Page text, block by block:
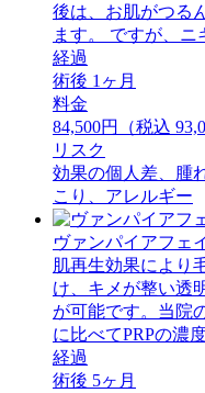
後は、お肌がつる
ます。 ですが、
経過
術後 1ヶ月
料金
84,500円（税込
リスク
効果の個人差、腫
こり、アレルギー
ヴァンパイアフェ
肌再生効果により
け、キメが整い透
が可能です。当院
に比べてPRPの
経過
術後 5ヶ月